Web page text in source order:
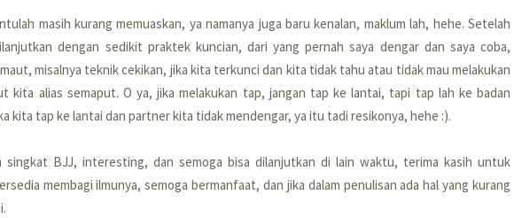
masih kurang memuaskan, ya namanya juga baru kenalan, maklum lah, hehe. Setelah
dengan sedikit praktek kuncian, dari yang pernah saya dengar dan saya coba,
misalnya teknik cekikan, jika kita terkunci dan kita tidak tahu atau tidak mau melakukan
kita alias semaput. O ya, jika melakukan tap, jangan tap ke lantai, tapi tap lah ke badan
kita tap ke lantai dan partner kita tidak mendengar, ya itu tadi resikonya, hehe :).
singkat BJJ, interesting, dan semoga bisa dilanjutkan di lain waktu, terima kasih untuk
membagi ilmunya, semoga bermanfaat, dan jika dalam penulisan ada hal yang kurang